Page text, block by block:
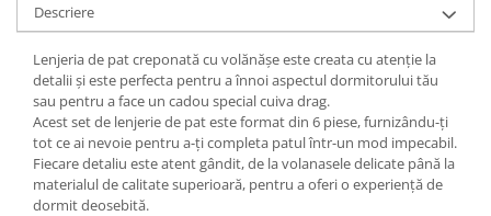
Descriere
Lenjeria de pat creponată cu volănășe este creata cu atenție la
detalii și este perfecta pentru a înnoi aspectul dormitorului tău
sau pentru a face un cadou special cuiva drag.
Acest set de lenjerie de pat este format din 6 piese, furnizându-ți
tot ce ai nevoie pentru a-ți completa patul într-un mod impecabil.
Fiecare detaliu este atent gândit, de la volanasele delicate până la
materialul de calitate superioară, pentru a oferi o experiență de
dormit deosebită.